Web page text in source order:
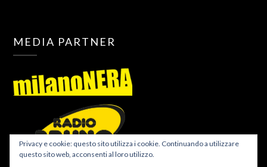
MEDIA PARTNER
Privacy e cookie: questo sito utilizza i cookie. Continuando a utilizzare
questo sito web, acconsenti al loro utilizzo.